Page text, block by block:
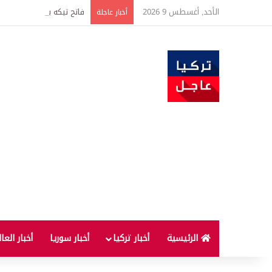
الأحد, أغسطس 9 2026 أخبار عاجلة فاتح تيكه يحسم الجدل
الرئيسية أخبار تركيا أخبار سوريا أخبار